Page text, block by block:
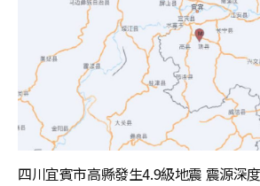
四川宜賓市高縣發生4.9級地震 震源深